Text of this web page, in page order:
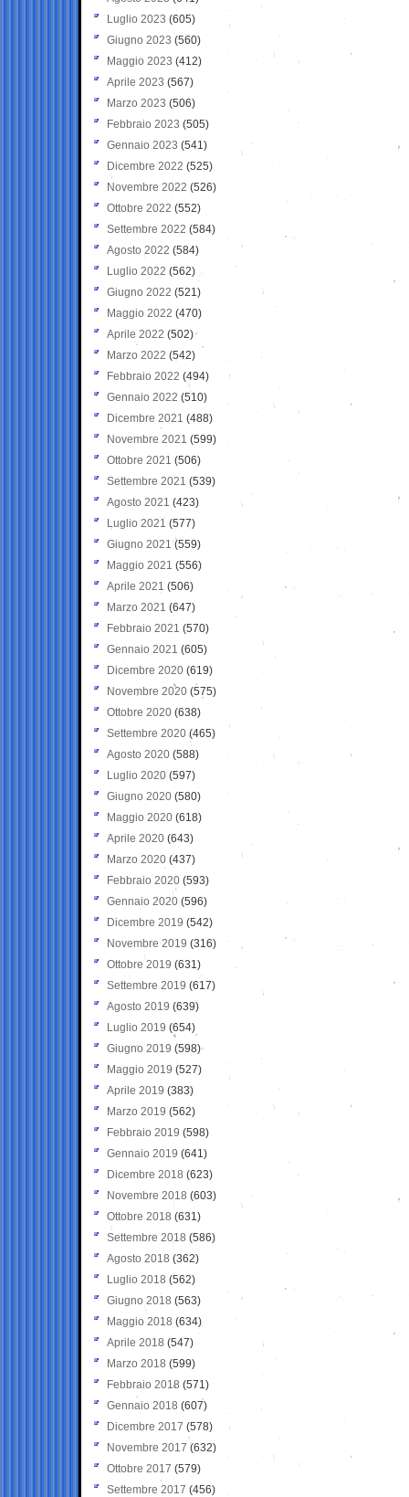
Luglio 2023 (605)
Giugno 2023 (560)
Maggio 2023 (412)
Aprile 2023 (567)
Marzo 2023 (506)
Febbraio 2023 (505)
Gennaio 2023 (541)
Dicembre 2022 (525)
Novembre 2022 (526)
Ottobre 2022 (552)
Settembre 2022 (584)
Agosto 2022 (584)
Luglio 2022 (562)
Giugno 2022 (521)
Maggio 2022 (470)
Aprile 2022 (502)
Marzo 2022 (542)
Febbraio 2022 (494)
Gennaio 2022 (510)
Dicembre 2021 (488)
Novembre 2021 (599)
Ottobre 2021 (506)
Settembre 2021 (539)
Agosto 2021 (423)
Luglio 2021 (577)
Giugno 2021(559)
Maggio 2021 (556)
Aprile 2021 (506)
Marzo 2021 (647)
Febbraio 2021 (570)
Gennaio 2021 (605)
Dicembre 2020 (619)
Novembre 2020 (575)
Ottobre 2020 (638)
Settembre 2020(465)
Agosto 2020 (588)
Luglio 2020 (597)
Giugno 2020 (580)
Maggio 2020 (618)
Aprile 2020 (643)
Marzo 2020 (437)
Febbraio 2020 (593)
Gennaio 2020 (596)
Dicembre 2019 (542)
Novembre 2019 (316)
Ottobre 2019 (631)
Settembre 2019 (617)
Agosto 2019 (639)
Luglio 2019 (654)
Giugno 2019 (598)
Maggio 2019 (527)
Aprile 2019 (383)
Marzo 2019 (562)
Febbraio 2019 (598)
Gennaio 2019 (641)
Dicembre 2018 (623)
Novembre 2018 (603)
Ottobre 2018 (631)
Settembre 2018 (586)
Agosto 2018 (362)
Luglio 2018 (562)
Giugno 2018 (563)
Maggio 2018 (634)
Aprile 2018 (547)
Marzo 2018 (599)
Febbraio 2018 (571)
Gennaio 2018 (607)
Dicembre 2017 (578)
Novembre 2017 (632)
Ottobre 2017 (579)
Settembre 2017 (456)